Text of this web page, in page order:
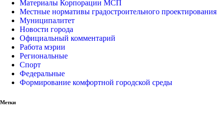
Материалы Корпорации МСП
Местные нормативы градостроительного проектирования
Муниципалитет
Новости города
Официальный комментарий
Работа мэрии
Региональные
Спорт
Федеральные
Формирование комфортной городской среды
Метки